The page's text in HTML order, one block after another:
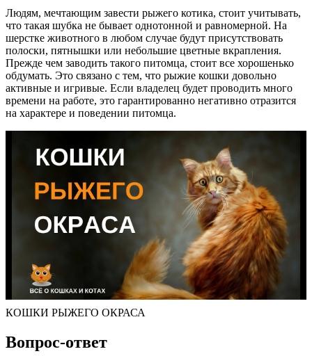
Людям, мечтающим завести рыжего котика, стоит учитывать,
что такая шубка не бывает однотонной и равномерной. На
шерстке животного в любом случае будут присутствовать
полоски, пятнышки или небольшие цветные вкрапления.
Прежде чем заводить такого питомца, стоит все хорошенько
обдумать. Это связано с тем, что рыжие кошки довольно
активные и игривые. Если владелец будет проводить много
времени на работе, это гарантированно негативно отразится
на характере и поведении питомца.
КОШКИ РЫЖЕГО ОКРАСА
Вопрос-ответ